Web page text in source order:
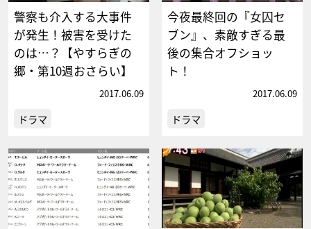
警察も介入する大事件
が発生！被害を受けた
のは…？【やすらぎの
郷・第10週おさらい】
2017.06.09
ドラマ
今夜最終回の『女囚セ
ブン』、素敵すぎる最
後の集合オフショッ
ト！
2017.06.09
ドラマ